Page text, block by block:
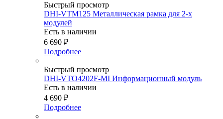
Быстрый просмотр
DHI-VTM125 Металлическая рамка для 2-х
модулей
Есть в наличии
6 690 ₽
Подробнее
Быстрый просмотр
DHI-VTO4202F-MI Информационный модуль
Есть в наличии
4 690 ₽
Подробнее